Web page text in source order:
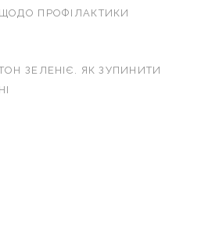
ПРОФІЛАКТИКИ
ЗЕЛЕНІЄ. ЯК ЗУПИНИТИ